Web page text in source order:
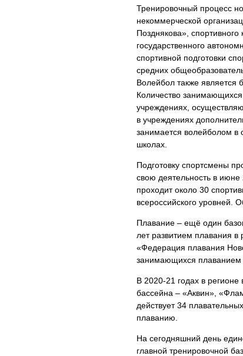
Тренировочный процесс
некоммерческой
Позднякова»,
государственного
спортивной подготовки
средних
Волейбол также является
Количество
учреждениях,
в учреждениях
занимается волейболом в
школах.
Подготовку спортсмены
свою деятельность в июне
проходит около 30
всероссийского уровней.
Плавание – ещё один
лет развитием плавания в
«Федерация плавания
занимающихся плаванием
В 2020-21 годах в
бассейна – «Аквин»,
действует 34
плаванию.
На сегодняшний день
главной тренировочной